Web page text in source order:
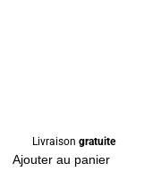
Livraison gratuite
Ajouter au panier